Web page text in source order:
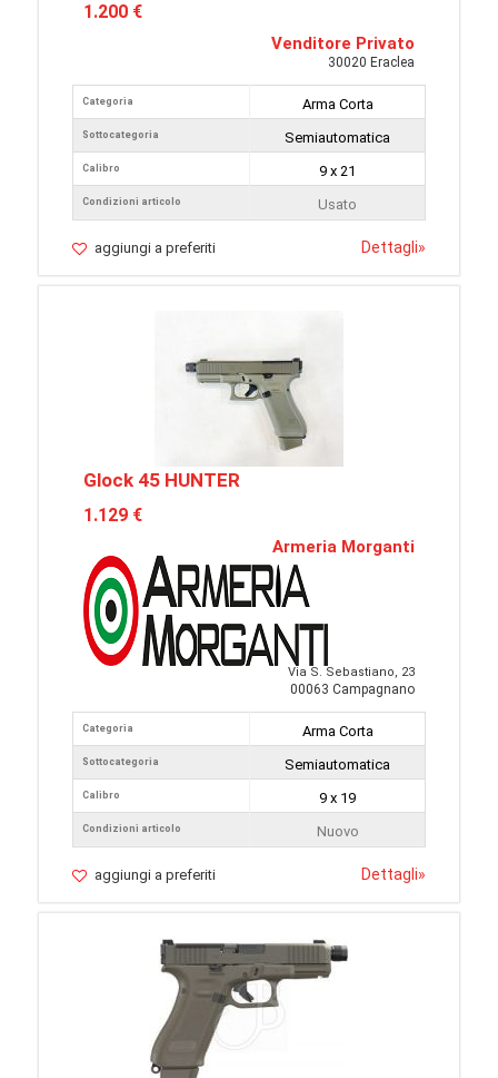
1.200 €
Venditore Privato
30020 Eraclea
Categoria
Sottocategoria
Calibro
Condizioni articolo
Arma Corta
Semiautomatica
9 x 21
Usato
aggiungi a preferiti Dettagli»
Glock 45 HUNTER
1.129 €
Armeria Morganti
Via S. Sebastiano, 23
00063 Campagnano
Categoria
Sottocategoria
Calibro
Condizioni articolo
Arma Corta
Semiautomatica
9 x 19
Nuovo
aggiungi a preferiti Dettagli»